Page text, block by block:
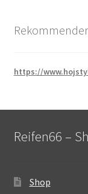
https://
Reifen66 –
Shop